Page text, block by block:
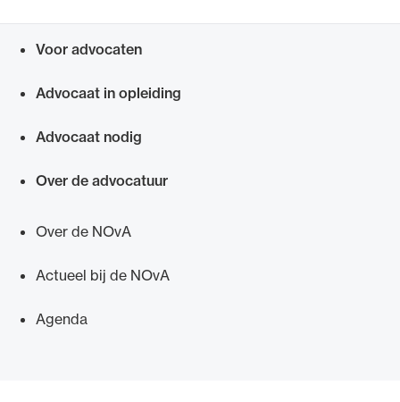
Voor advocaten
Advocaat in opleiding
Advocaat nodig
Over de advocatuur
Over de NOvA
Actueel bij de NOvA
Agenda
Van de Advocatenwet tot de Verordening op
advocatuur (Roda).
beroepsuitoefening: van de advocatenpas tot